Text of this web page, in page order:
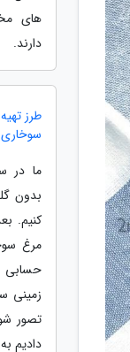
های
دارند.
طرز
ما در
بدون
کنیم.
مرغ
حسابی
زمینی
تصور
دادیم